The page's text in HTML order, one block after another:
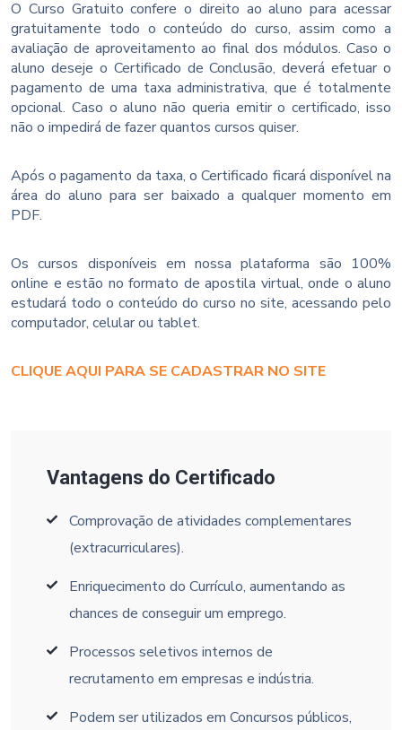
O Curso Gratuito confere o direito ao aluno para acessar
gratuitamente todo o conteúdo do curso, assim como a
avaliação de aproveitamento ao final dos módulos. Caso o
aluno deseje o Certificado de Conclusão, deverá efetuar o
pagamento de uma taxa administrativa, que é totalmente
opcional. Caso o aluno não queria emitir o certificado, isso
não o impedirá de fazer quantos cursos quiser.
Após o pagamento da taxa, o Certificado ficará disponível na
área do aluno para ser baixado a qualquer momento em
PDF.
Os cursos disponíveis em nossa plataforma são 100%
online e estão no formato de apostila virtual, onde o aluno
estudará todo o conteúdo do curso no site, acessando pelo
computador, celular ou tablet.
CLIQUE AQUI PARA SE CADASTRAR NO SITE
Vantagens do Certificado
Comprovação de atividades complementares
(extracurriculares).
Enriquecimento do Currículo, aumentando as
chances de conseguir um emprego.
Processos seletivos internos de
recrutamento em empresas e indústria.
Podem ser utilizados em Concursos públicos,